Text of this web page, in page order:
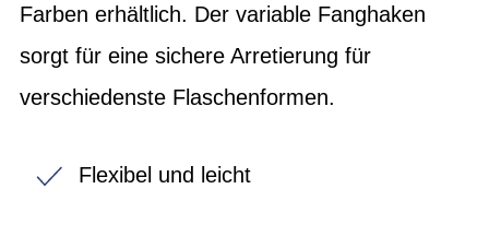
Farben erhältlich. Der variable Fanghaken
sorgt für eine sichere Arretierung für
verschiedenste Flaschenformen.
Flexibel und leicht